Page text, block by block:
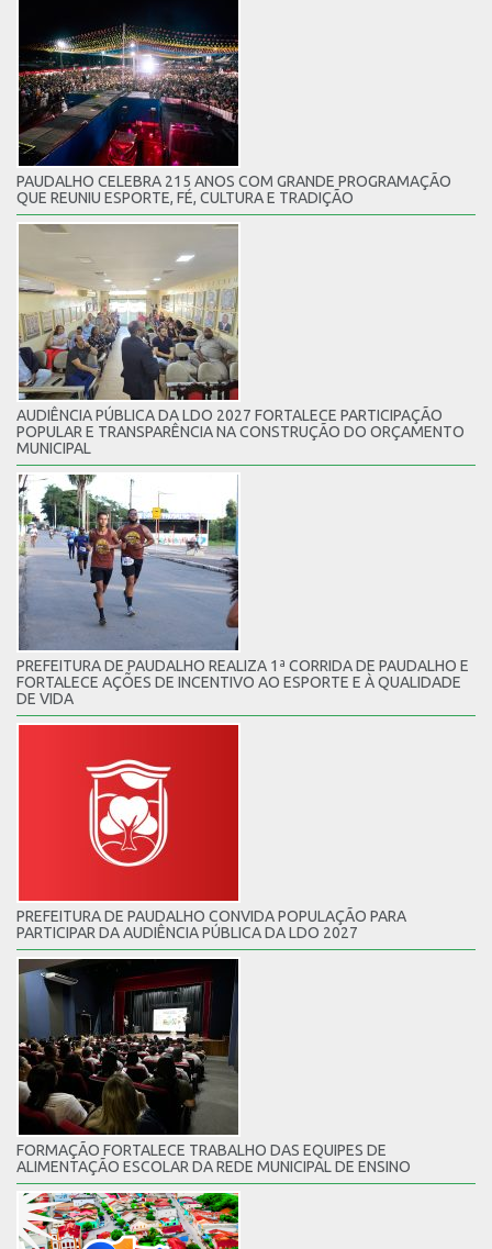
PAUDALHO CELEBRA 215 ANOS COM GRANDE PROGRAMAÇÃO
QUE REUNIU ESPORTE, FÉ, CULTURA E TRADIÇÃO
AUDIÊNCIA PÚBLICA DA LDO 2027 FORTALECE PARTICIPAÇÃO
POPULAR E TRANSPARÊNCIA NA CONSTRUÇÃO DO ORÇAMENTO
MUNICIPAL
PREFEITURA DE PAUDALHO REALIZA 1ª CORRIDA DE PAUDALHO E
FORTALECE AÇÕES DE INCENTIVO AO ESPORTE E À QUALIDADE
DE VIDA
PREFEITURA DE PAUDALHO CONVIDA POPULAÇÃO PARA
PARTICIPAR DA AUDIÊNCIA PÚBLICA DA LDO 2027
FORMAÇÃO FORTALECE TRABALHO DAS EQUIPES DE
ALIMENTAÇÃO ESCOLAR DA REDE MUNICIPAL DE ENSINO